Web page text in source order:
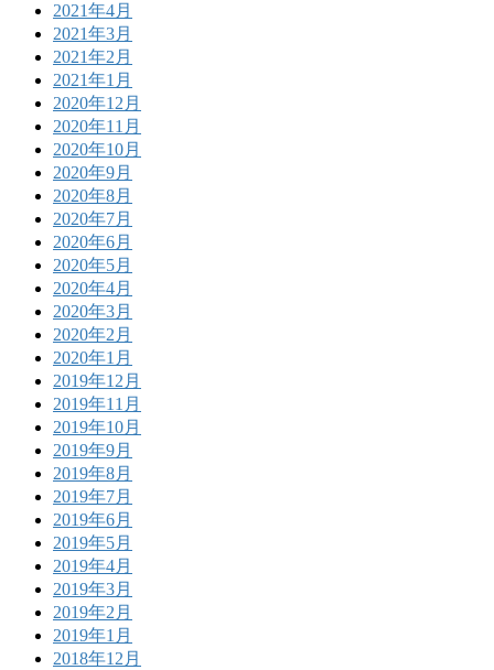
2021年4月
2021年3月
2021年2月
2021年1月
2020年12月
2020年11月
2020年10月
2020年9月
2020年8月
2020年7月
2020年6月
2020年5月
2020年4月
2020年3月
2020年2月
2020年1月
2019年12月
2019年11月
2019年10月
2019年9月
2019年8月
2019年7月
2019年6月
2019年5月
2019年4月
2019年3月
2019年2月
2019年1月
2018年12月